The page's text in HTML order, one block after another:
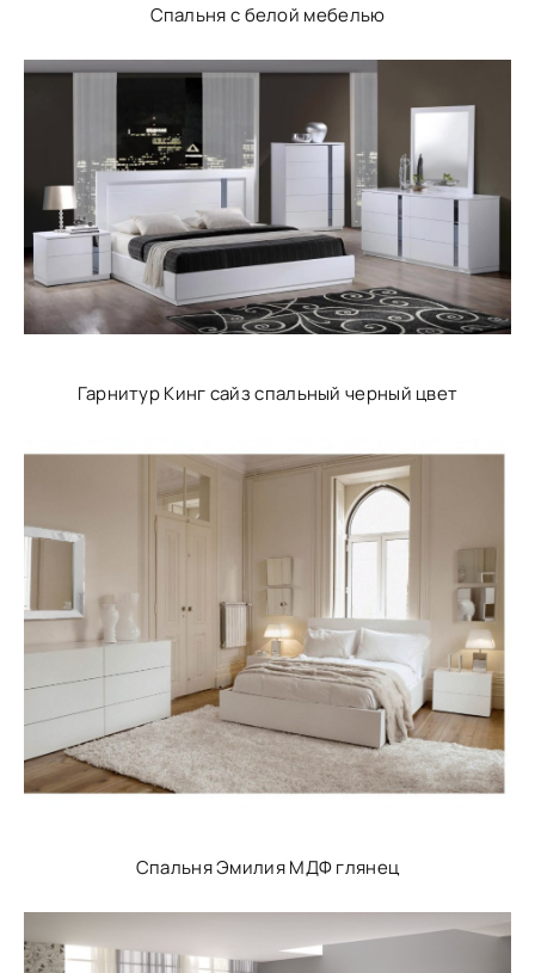
Спальня с белой мебелью
Гарнитур Кинг сайз спальный черный цвет
Спальня Эмилия МДФ глянец